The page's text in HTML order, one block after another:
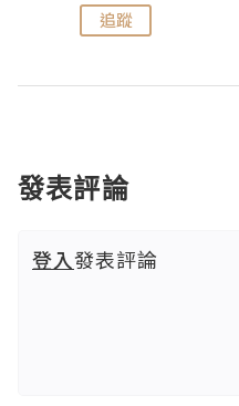
追蹤
發表評論
登入發表評論